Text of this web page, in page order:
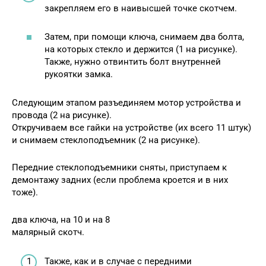
закрепляем его в наивысшей точке скотчем.
Затем, при помощи ключа, снимаем два болта,
на которых стекло и держится (1 на рисунке).
Также, нужно отвинтить болт внутренней
рукоятки замка.
Следующим этапом разъединяем мотор устройства и
провода (2 на рисунке).
Откручиваем все гайки на устройстве (их всего 11 штук)
и снимаем стеклоподъемник (2 на рисунке).
Передние стеклоподъемники сняты, приступаем к
демонтажу задних (если проблема кроется и в них
тоже).
два ключа, на 10 и на 8
малярный скотч.
Также, как и в случае с передними